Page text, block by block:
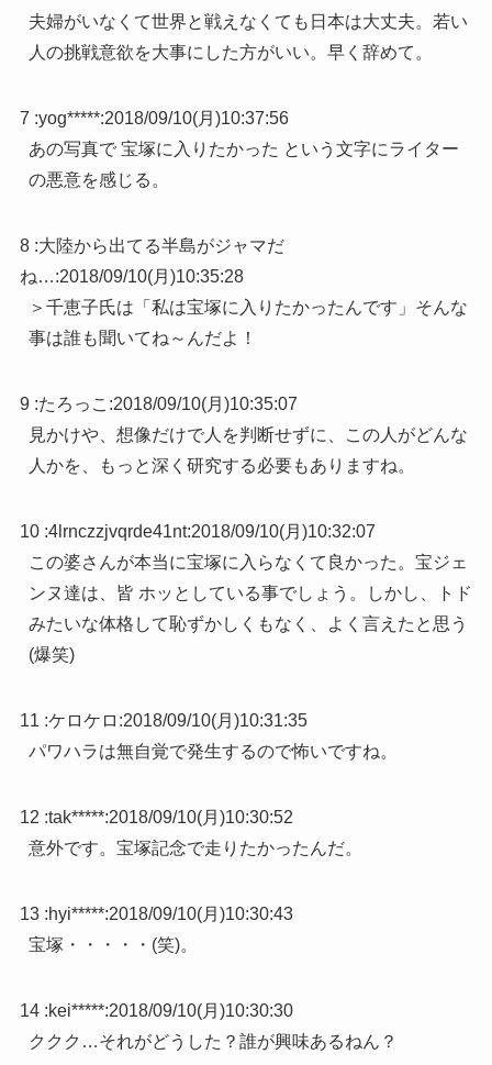
夫婦がいなくて世界と戦えなくても日本は大丈夫。若い
人の挑戦意欲を大事にした方がいい。早く辞めて。
7 :yog*****:2018/09/10(月)10:37:56
あの写真で 宝塚に入りたかった という文字にライター
の悪意を感じる。
8 :大陸から出てる半島がジャマだ
ね…:2018/09/10(月)10:35:28
＞千恵子氏は「私は宝塚に入りたかったんです」そんな
事は誰も聞いてね～んだよ！
9 :たろっこ :2018/09/10(月)10:35:07
見かけや、想像だけで人を判断せずに、この人がどんな
人かを、もっと深く研究する必要もありますね。
10 :4lrnczzjvqrde41nt:2018/09/10(月)10:32:07
この婆さんが本当に宝塚に入らなくて良かった。宝ジェ
ンヌ達は、皆 ホッとしている事でしょう。しかし、トド
みたいな体格して恥ずかしくもなく、よく言えたと思う
(爆笑)
11 :ケロケロ :2018/09/10(月)10:31:35
パワハラは無自覚で発生するので怖いですね。
12 :tak*****:2018/09/10(月)10:30:52
意外です。宝塚記念で走りたかったんだ。
13 :hyi*****:2018/09/10(月)10:30:43
宝塚・・・・・(笑)。
14 :kei*****:2018/09/10(月)10:30:30
ククク…それがどうした？誰が興味あるねん？